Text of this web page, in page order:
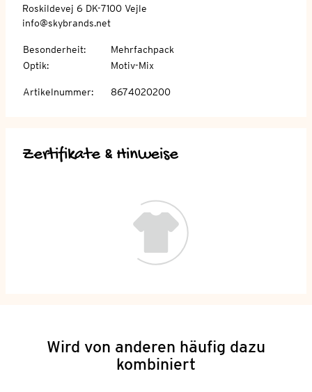
Roskildevej 6 DK-7100 Vejle
info@skybrands.net
Besonderheit:
Mehrfachpack
Optik: Motiv-Mix
Artikelnummer: 8674020200
Zertifikate & Hinweise
Wird von anderen häufig dazu
kombiniert